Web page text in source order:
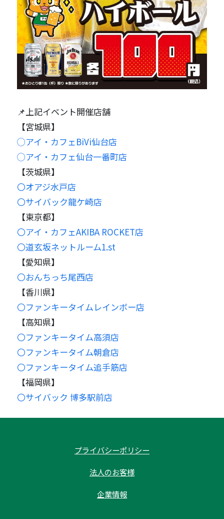
📌上記イベント開催店舗
【宮城県】
◯アイ・カフェBiVi仙台店
◯アイ・カフェ仙台一番町店
【茨城県】
〇オアジ水戸店
〇サイバック龍ケ崎店
【東京都】
〇アイ・カフェAKIBA ROCKET店
〇道玄坂ネットルーム1.st
【愛知県】
〇おんちっち尾西店
【香川県】
〇ファンキータイムレインボー店
【高知県】
〇ファンキータイム高須店
〇ファンキータイム朝倉店
〇ファンキータイム追手筋店
【福岡県】
〇サイバック 博多駅前店
プライバシーポリシー
法人のお客様
企業情報